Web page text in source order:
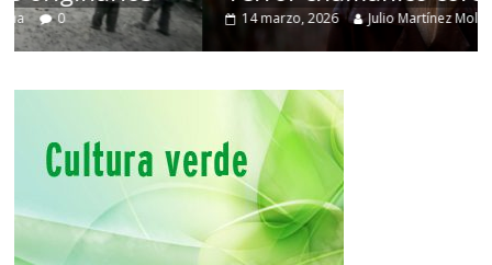
14 marzo, 2026 Julio Martínez Molina 0